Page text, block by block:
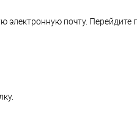
электронную почту.